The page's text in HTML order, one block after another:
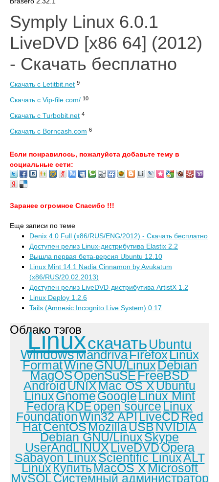
Symply Linux 6.0.1
LiveDVD [x86 64] (2012)
- Скачать бесплатно
Скачать с Letitbit.net 9
Скачать с Vip-file.com/ 10
Скачать с Turbobit.net 4
Скачать с Borncash.com 6
Если понравилось, пожалуйста добавьте тему в
социальные сети:
Заранее огромное Спасибо !!!
Еще записи по теме
Denix 4.0 Full (x86/RUS/ENG/2012) - Скачать бесплатно
Доступен релиз Linux-дистрибутива Elastix 2.2
Вышла первая бета-версия Ubuntu 12.10
Linux Mint 14.1 Nadia Cinnamon by Avukatum
(x86/RUS/20.02.2013)
Доступен релиз LiveDVD-дистрибутива ArtistX 1.2
Linux Deploy 1.2.6
Tails (Amnesic Incognito Live System) 0.17
Облако тэгов
Linuxскачать Ubuntu
WindowsMandrivaFirefoxLinux
FormatWineGNU/LinuxDebian
MagOSOpenSuSEFreeBSD
AndroidUNIXMac OS XUbuntu
LinuxGnomeGoogleLinux Mint
FedoraKDEopen sourceLinux
FoundationWin32 APILiveCDRed
HatCentOSMozillaUSBNVIDIA
Debian GNU/LinuxSkype
UserAndLINUXLiveDVDOpera
Sabayon LinuxScientific LinuxALT
LinuxКупитьMacOS XMicrosoft
MySQLСистемный администратор